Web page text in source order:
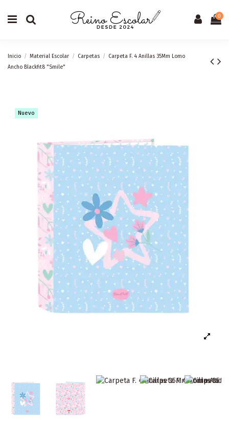
0
Inicio Material Escolar Carpetas
Carpeta F. 4 Anillas 35Mm Lomo
Ancho Blackfit8 "Smile"
Nuevo